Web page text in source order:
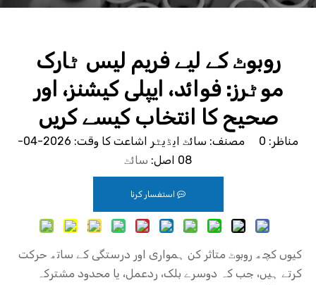
روبوٹ کے لیے فریم لیس ٹارک
موٹرز: فوائد، ایپلی کیشنز، اور
صحیح کا انتخاب کیسے کریں
مناظر: 0
مصنف: سائٹ ایڈیٹر اشاعت کا وقت: 2026-04-
08 اصل:
سائٹ
استفسار کرنا
کیوں کچھ روبوٹ متاثر کن ہمواری اور درستگی کے ساتھ حرکت
کرتے ہیں، جب کہ دوسرے بلک، ردعمل، یا محدود مشترکہ